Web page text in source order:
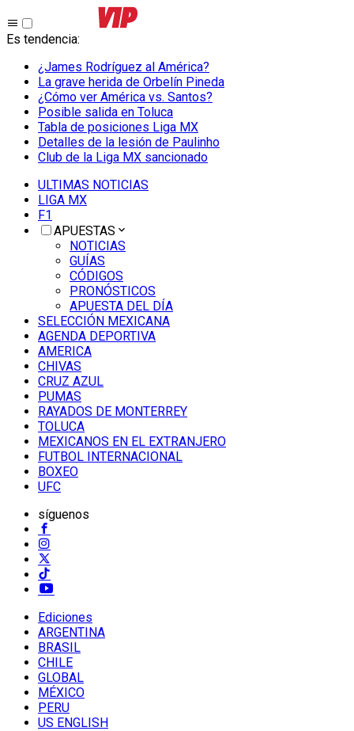
Es tendencia:
¿James Rodríguez al América?
La grave herida de Orbelín Pineda
¿Cómo ver América vs. Santos?
Posible salida en Toluca
Tabla de posiciones Liga MX
Detalles de la lesión de Paulinho
Club de la Liga MX sancionado
ULTIMAS NOTICIAS
LIGA MX
F1
APUESTAS
NOTICIAS
GUÍAS
CÓDIGOS
PRONÓSTICOS
APUESTA DEL DÍA
SELECCIÓN MEXICANA
AGENDA DEPORTIVA
AMERICA
CHIVAS
CRUZ AZUL
PUMAS
RAYADOS DE MONTERREY
TOLUCA
MEXICANOS EN EL EXTRANJERO
FUTBOL INTERNACIONAL
BOXEO
UFC
síguenos
Ediciones
ARGENTINA
BRASIL
CHILE
GLOBAL
MÉXICO
PERU
US ENGLISH